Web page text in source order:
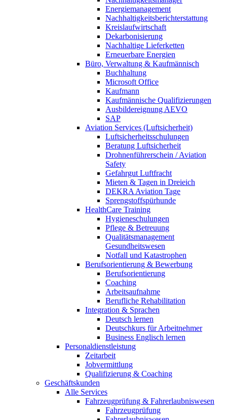
Energiemanagement
Nachhaltigkeitsberichterstattung
Kreislaufwirtschaft
Dekarbonisierung
Nachhaltige Lieferketten
Erneuerbare Energien
Büro, Verwaltung & Kaufmännisch
Buchhaltung
Microsoft Office
Kaufmann
Kaufmännische Qualifizierungen
Ausbildereignung AEVO
SAP
Aviation Services (Luftsicherheit)
Luftsicherheitsschulungen
Beratung Luftsicherheit
Drohnenführerschein / Aviation
Safety
Gefahrgut Luftfracht
Mieten & Tagen in Dreieich
DEKRA Aviation Tage
Sprengstoffspürhunde
HealthCare Training
Hygieneschulungen
Pflege & Betreuung
Qualitätsmanagement
Gesundheitswesen
Notfall und Katastrophen
Berufsorientierung & Bewerbung
Berufsorientierung
Coaching
Arbeitsaufnahme
Berufliche Rehabilitation
Integration & Sprachen
Deutsch lernen
Deutschkurs für Arbeitnehmer
Business Englisch lernen
Personaldienstleistung
Zeitarbeit
Jobvermittlung
Qualifizierung & Coaching
Geschäftskunden
Alle Services
Fahrzeugprüfung & Fahrerlaubniswesen
Fahrzeugprüfung